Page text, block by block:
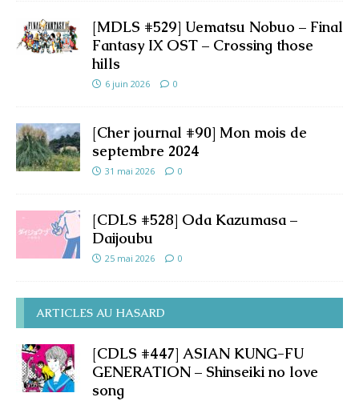
[MDLS #529] Uematsu Nobuo – Final
Fantasy IX OST – Crossing those
hills
6 juin 2026 0
[Cher journal #90] Mon mois de
septembre 2024
31 mai 2026 0
[CDLS #528] Oda Kazumasa –
Daijoubu
25 mai 2026 0
ARTICLES AU HASARD
[CDLS #447] ASIAN KUNG-FU
GENERATION – Shinseiki no love
song